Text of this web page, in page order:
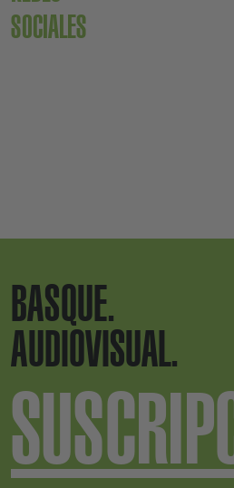
SOCIALES
BASQUE.
AUDIOVISUAL.